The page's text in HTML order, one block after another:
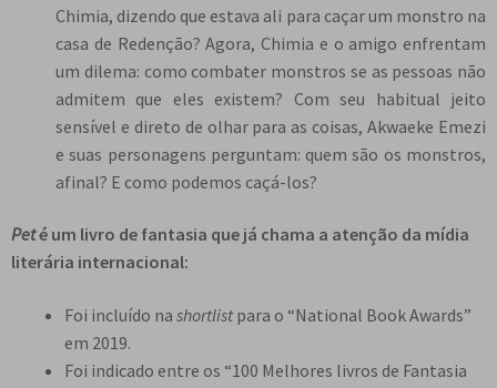
Chimia, dizendo que estava ali para caçar um monstro na
casa de Redenção? Agora, Chimia e o amigo enfrentam
um dilema: como combater monstros se as pessoas não
admitem que eles existem? Com seu habitual jeito
sensível e direto de olhar para as coisas, Akwaeke Emezi
e suas personagens perguntam: quem são os monstros,
afinal? E como podemos caçá-los?
Peté um livro de fantasia que já chama a atenção da mídia
literária internacional:
Foi incluído na shortlistpara o “National Book Awards”
em 2019.
Foi indicado entre os “100 Melhores livros de Fantasia